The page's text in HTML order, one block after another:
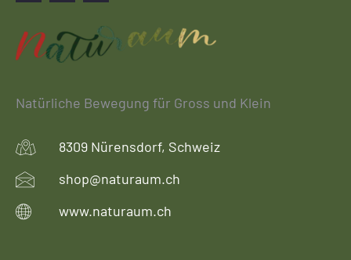
Natürliche Bewegung für Gross und Klein
8309 Nürensdorf, Schweiz
shop@naturaum.ch
www.naturaum.ch